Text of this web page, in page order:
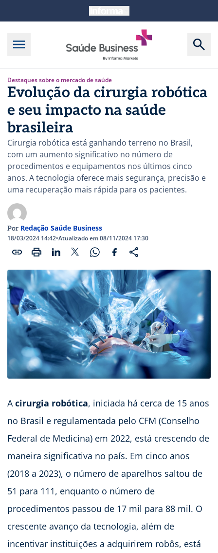
Destaques sobre o mercado de saúde
Evolução da cirurgia robótica
e seu impacto na saúde
brasileira
Cirurgia robótica está ganhando terreno no Brasil,
com um aumento significativo no número de
procedimentos e equipamentos nos últimos cinco
anos. A tecnologia oferece mais segurança, precisão e
uma recuperação mais rápida para os pacientes.
Por Redação Saúde Business
18/03/2024 14:42•Atualizado em 08/11/2024 17:30
A cirurgia robótica, iniciada há cerca de 15 anos
no Brasil e regulamentada pelo CFM (Conselho
Federal de Medicina) em 2022, está crescendo de
maneira significativa no país. Em cinco anos
(2018 a 2023), o número de aparelhos saltou de
51 para 111, enquanto o número de
procedimentos passou de 17 mil para 88 mil. O
crescente avanço da tecnologia, além de
incentivar instituições a adquirirem robôs, está